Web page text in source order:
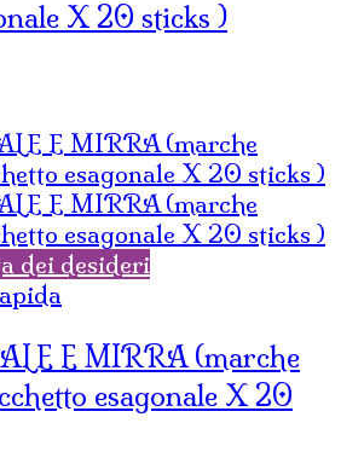
X 20 sticks )
dei desideri
E MIRRA (marche
esagonale X 20